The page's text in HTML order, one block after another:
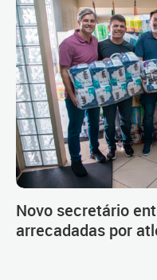
Novo secretário
arrecadadas por